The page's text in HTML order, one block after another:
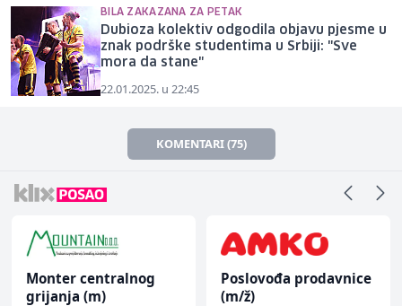
BILA ZAKAZANA ZA PETAK
Dubioza kolektiv odgodila objavu pjesme u
znak podrške studentima u Srbiji: "Sve
mora da stane"
22.01.2025. u 22:45
KOMENTARI (75)
Monter centralnog
grijanja (m)
Poslovođa prodavnice
(m/ž)